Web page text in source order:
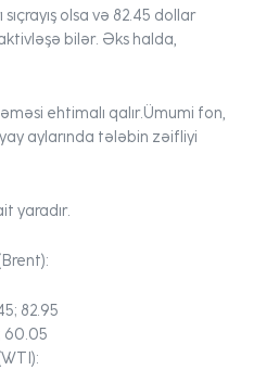
olsa və 82.45 dollar
aktivləşə bilər. Əks halda,
ehtimalı qalır.Ümumi fon,
aylarında tələbin zəifliyi
yaradır.
82.95
60.05